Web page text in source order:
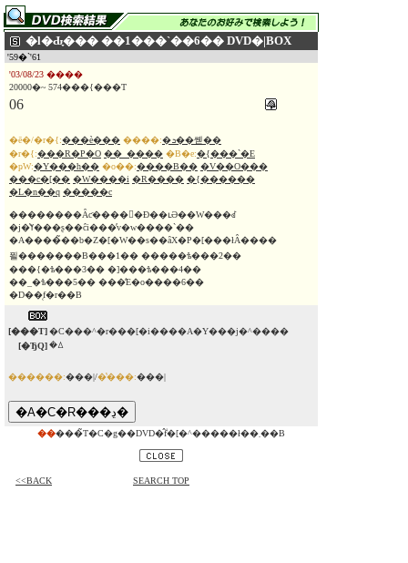
�l�Ԃ̞��� ��1���`��6�� DVD�|BOX
'59�`'61
'03/08/23 ����
20000�~ 574���{���T
06
�ē�/�r�{:���ѐ��� ����:
�ܖ��쏃��
�r�{:���R�P�O ��_���� �B�e:�{���`�E
�ҏW:�Y���h�� �o��:����B�� �V��O���
���c�[�� �W����i �R���� �{������
�L�n��q �����c
��������Ȃƈ����􂩂�Đ��ւƏ��W���ꂽ
�j�̔ߌ���ʂ��ĉi���̕v�w����`��
�A����̃��b�Z�[�W��s��ȃX�P�[���łÂ����
푈�������B���1�� �����ѣ���2��
���{�ѣ���3�� �]���ѣ���4��
��_�ѣ���5�� ���̒E�o����6��
�D��̜f�r��B
[���T]�C���^�r���[�i����A�Y���j�^����
[�ЂQ]�ꕔ
������:���|/�̔���:���|
�� ���̃T�C�g��DVD�̂݃f�[�^�����ł��܂��B
<<BACK SEARCH TOP